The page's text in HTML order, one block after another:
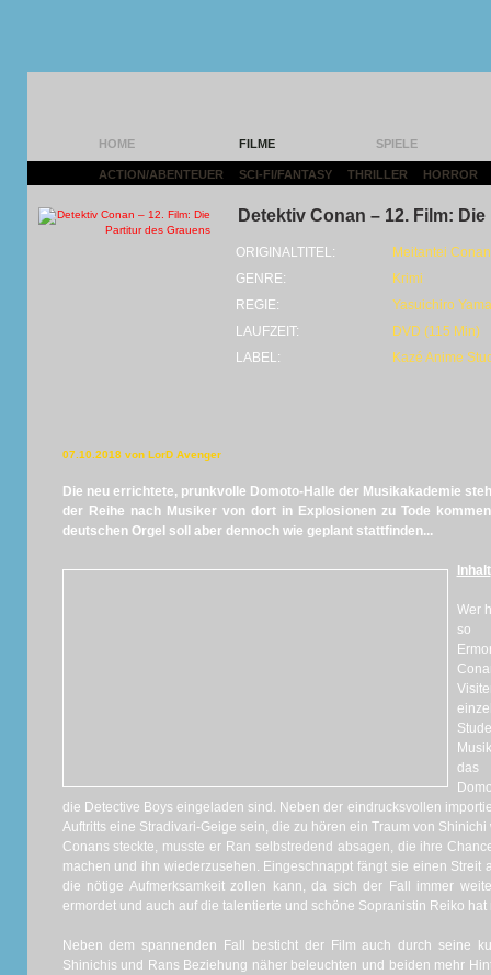
HOME FILME SPIELE
ACTION/ABENTEUER SCI-FI/FANTASY THRILLER HORROR
Detektiv Conan – 12. Film:
ORIGINALTITEL:
Meitantei
GENRE:
Krimi
REGIE:
Yasuichiro
LAUFZEIT:
DVD (115 Min)
LABEL:
Kazé Anime
07.10.2018 von LorD Avenger
Die neu errichtete, prunkvolle Domoto-Halle der Musikakademie
der Reihe nach Musiker von dort in Explosionen zu Tode
deutschen Orgel soll aber dennoch wie geplant stattfinden...
Inhalt
Wer
so
das
die Detective Boys eingeladen sind. Neben der eindrucksvollen
Auftritts eine Stradivari-Geige sein, die zu hören ein Traum von
Conans steckte, musste er Ran selbstredend absagen, die ihre
machen und ihn wiederzusehen. Eingeschnappt fängt sie einen Streit
die nötige Aufmerksamkeit zollen kann, da sich der Fall immer
ermordet und auch auf die talentierte und schöne Sopranistin Reiko
Neben dem spannenden Fall besticht der Film auch durch seine
Shinichis und Rans Beziehung näher beleuchten und beiden mehr